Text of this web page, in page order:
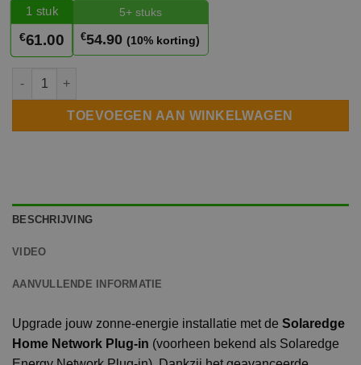
1 stuk
€61.00
5+ stuks
€54.90 (10% korting)
SolarEdge Home Network Plug-in ENET-HBNP-01 aantal
TOEVOEGEN AAN WINKELWAGEN
BESCHRIJVING
VIDEO
AANVULLENDE INFORMATIE
Upgrade jouw zonne-energie installatie met de Solaredge
Home Network Plug-in (voorheen bekend als Solaredge